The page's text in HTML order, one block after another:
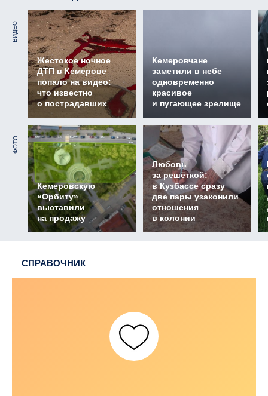
ВИДЕО
Жестокое ночное
ДТП в Кемерове
попало на видео:
что известно
о пострадавших
Кемеровчане
заметили в небе
одновременно
красивое
и пугающее зрелище
ФОТО
Кемеровскую
«Орбиту»
выставили
на продажу
Любовь
за решёткой:
в Кузбассе сразу
две пары узаконили
отношения
в колонии
СПРАВОЧНИК